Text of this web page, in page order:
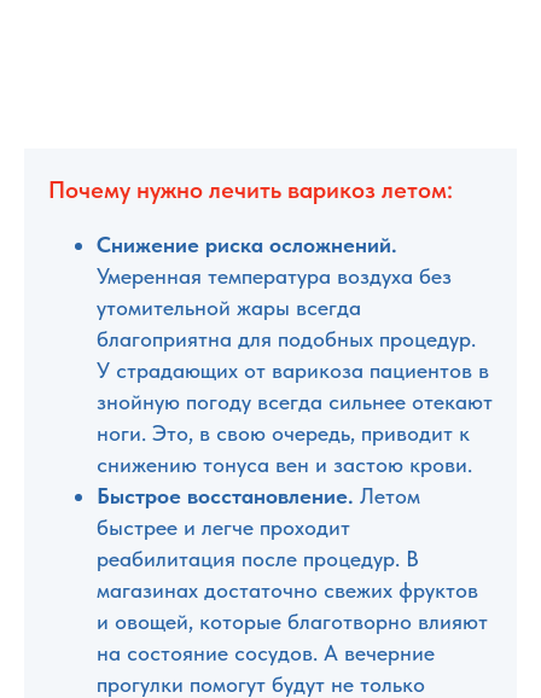
Почему нужно лечить варикоз летом:
Снижение риска осложнений.
Умеренная температура воздуха без
утомительной жары всегда
благоприятна для подобных процедур.
У страдающих от варикоза пациентов в
знойную погоду всегда сильнее отекают
ноги. Это, в свою очередь, приводит к
снижению тонуса вен и застою крови.
Быстрое восстановление. Летом
быстрее и легче проходит
реабилитация после процедур. В
магазинах достаточно свежих фруктов
и овощей, которые благотворно влияют
на состояние сосудов. А вечерние
прогулки помогут будут не только